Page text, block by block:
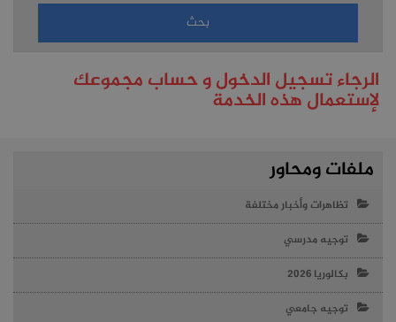
الرجاء تسجيل الدخول و حساب مجموعك
لإستعمال هذه الخدمة
ملفات ومحاور
تظاهرات وأخبار مختلفة
توجيه مدرسي
بكالوريا 2026
توجيه جامعي